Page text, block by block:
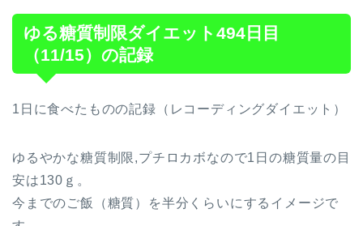
ゆる糖質制限ダイエット494日目
（11/15）の記録
1日に食べたものの記録（レコーディングダイエット）
ゆるやかな糖質制限,プチロカボなので1日の糖質量の目
安は130ｇ。
今までのご飯（糖質）を半分くらいにするイメージで